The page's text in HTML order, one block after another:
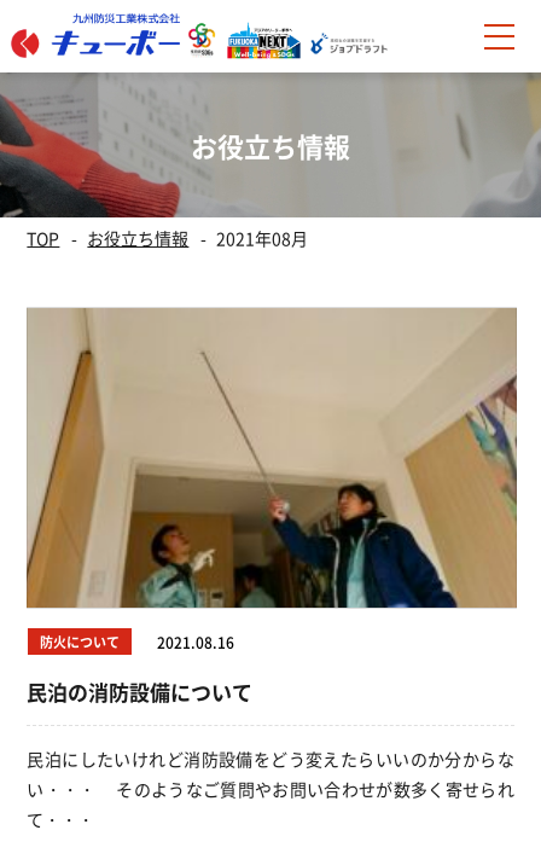
お役立ち情報
TOP お役立ち情報 2021年08月
防火について 2021.08.16
民泊の消防設備について
民泊にしたいけれど消防設備をどう変えたらいいのか分からな
い・・・ そのようなご質問やお問い合わせが数多く寄せられ
て・・・